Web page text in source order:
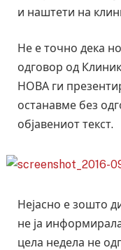
и наштети на
Не е точно дека
одговор од
НОВА ги
останавме без
објавениот текст.
Нејасно е зошто
не ја
цела недела не